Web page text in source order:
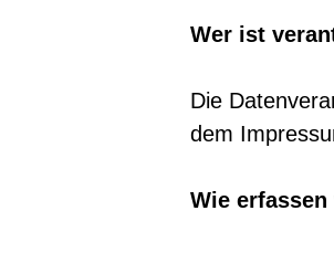
Wer ist
Die
dem
Wie